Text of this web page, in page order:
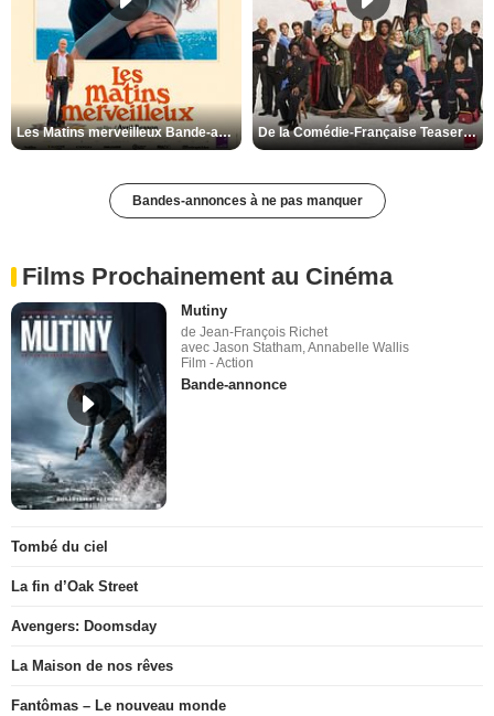
Les Matins merveilleux Bande-annonce VF De la Comédie-Française Teaser VF
Bandes-annonces à ne pas manquer
Films Prochainement au Cinéma
Mutiny
de Jean-François Richet
avec Jason Statham, Annabelle Wallis
Film - Action
Bande-annonce
Tombé du ciel
La fin d’Oak Street
Avengers: Doomsday
La Maison de nos rêves
Fantômas – Le nouveau monde